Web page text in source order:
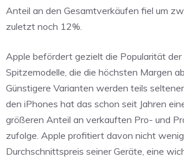
Anteil an den Gesamtverkäufen fiel um
zuletzt noch 12%.
Apple befördert gezielt die Popularität der
Spitzemodelle, die die höchsten Margen
Günstigere Varianten werden teils
den iPhones hat das schon seit Jahren
größeren Anteil an verkauften Pro- und
zufolge. Apple profitiert davon nicht
Durchschnittspreis seiner Geräte, eine